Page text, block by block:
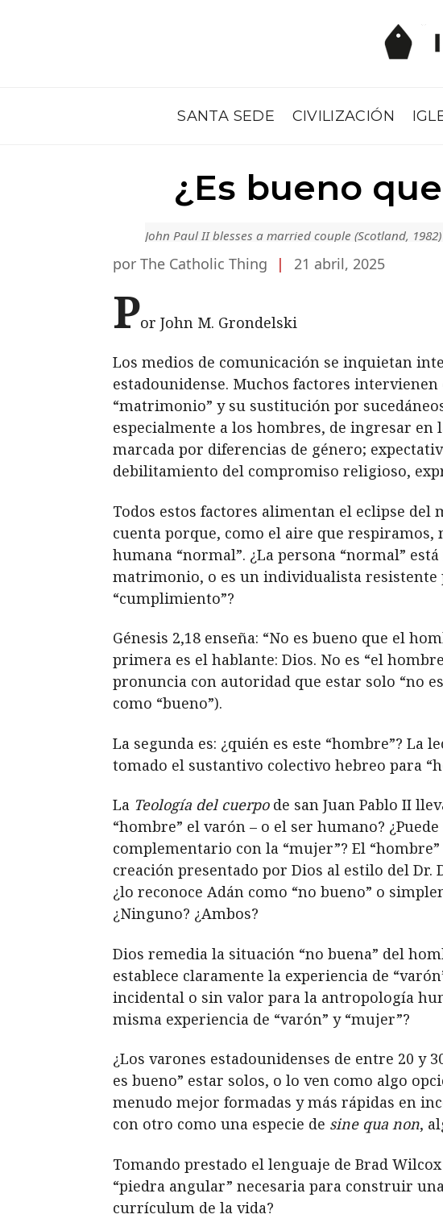
SANTA SEDE CIVILIZACIÓN
¿Es bueno
John Paul II blesses a married couple (Scotland, 1982)
por The Catholic Thing | 21 abril, 2025
Por John M. Grondelski
Los medios de comunicación se inquietan
estadounidense. Muchos factores
“matrimonio” y su sustitución por
especialmente a los hombres, de ingresar en
marcada por diferencias de género;
debilitamiento del compromiso religioso,
Todos estos factores alimentan el eclipse
cuenta porque, como el aire que respiramos,
humana “normal”. ¿La persona “normal”
matrimonio, o es un individualista resistente
“cumplimiento”?
Génesis 2,18 enseña: “No es bueno que el
primera es el hablante: Dios. No es “el
pronuncia con autoridad que estar solo “no
como “bueno”).
La segunda es: ¿quién es este “hombre”?
tomado el sustantivo colectivo hebreo para
La Teología del cuerpode san Juan Pablo II
“hombre” el varón – o el ser humano?
complementario con la “mujer”? El
creación presentado por Dios al estilo del Dr.
¿lo reconoce Adán como “no bueno” o
¿Ninguno? ¿Ambos?
Dios remedia la situación “no buena” del
establece claramente la experiencia de
incidental o sin valor para la antropología
misma experiencia de “varón” y “mujer”?
¿Los varones estadounidenses de entre 20 y
es bueno” estar solos, o lo ven como algo
menudo mejor formadas y más rápidas en
con otro como una especie de sine qua non,
Tomando prestado el lenguaje de Brad
“piedra angular” necesaria para construir
currículum de la vida?